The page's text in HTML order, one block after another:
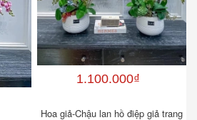
1.100.000₫
Hoa giả-Chậu lan hồ điệp giả trang